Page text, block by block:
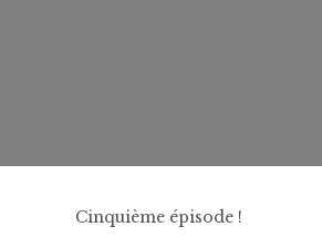
Cinquième épisode !